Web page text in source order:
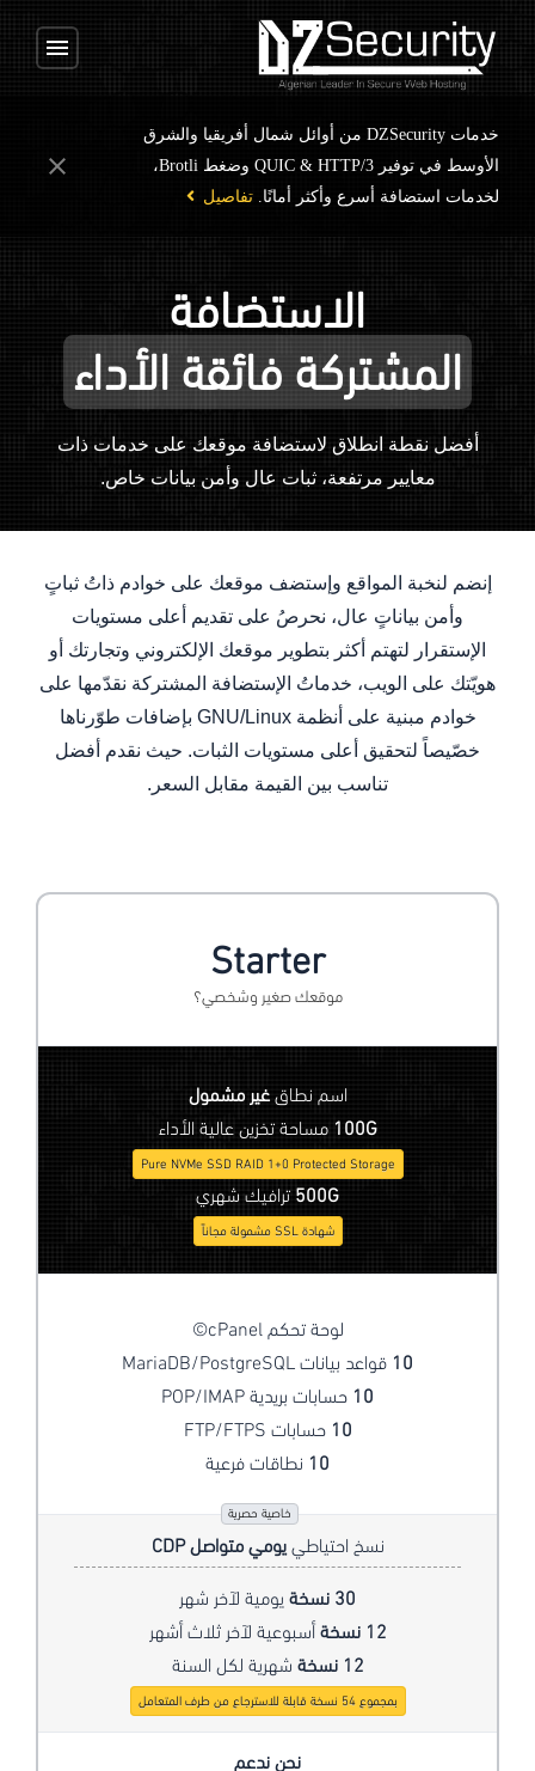
menu
close
خدمات DZSecurity من أوائل شمال أفريقيا والشرق
الأوسط في توفير QUIC & HTTP/3 وضغط Brotli،
لخدمات استضافة أسرع وأكثر أمانًا. تفاصيل
الاستضافة
المشتركة فائقة الأداء
أفضل نقطة انطلاق لاستضافة موقعك على خدمات ذات
معايير مرتفعة، ثبات عال وأمن بيانات خاص.
إنضم لنخبة المواقع وإستضف موقعك على خوادم ذاتُ ثباتٍ
وأمن بياناتٍ عال، نحرصُ على تقديم أعلى مستويات
الإستقرار لتهتم أكثر بتطوير موقعك الإلكتروني وتجارتك أو
هويّتك على الويب، خدماتُ الإستضافة المشتركة نقدّمها على
خوادم مبنية على أنظمة GNU/Linux بإضافات طوّرناها
خصّيصاً لتحقيق أعلى مستويات الثبات. حيث نقدم أفضل
تناسب بين القيمة مقابل السعر.
Starter
موقعك صغير وشخصي؟
اسم نطاقغير مشمول
100Gمساحة تخزين عالية الأداء
Pure NVMe SSD RAID 1+0 Protected Storage
500Gترافيك شهري
شهادة SSL مشمولة مجاناً
لوحة تحكم cPanel©
10 قواعد بيانات MariaDB/PostgreSQL
10 حسابات بريدية POP/IMAP
10 حسابات FTP/FTPS
10 نطاقات فرعية
نسخ احتياطييومي متواصل CDP
خاصية حصرية
30 نسخة
يومية لآخر شهر
12 نسخة
أسبوعية لآخر ثلاث أشهر
12 نسخة
شهرية لكل السنة
بمجموع 54 نسخة قابلة للاسترجاع من طرف المتعامل
نحن ندعم